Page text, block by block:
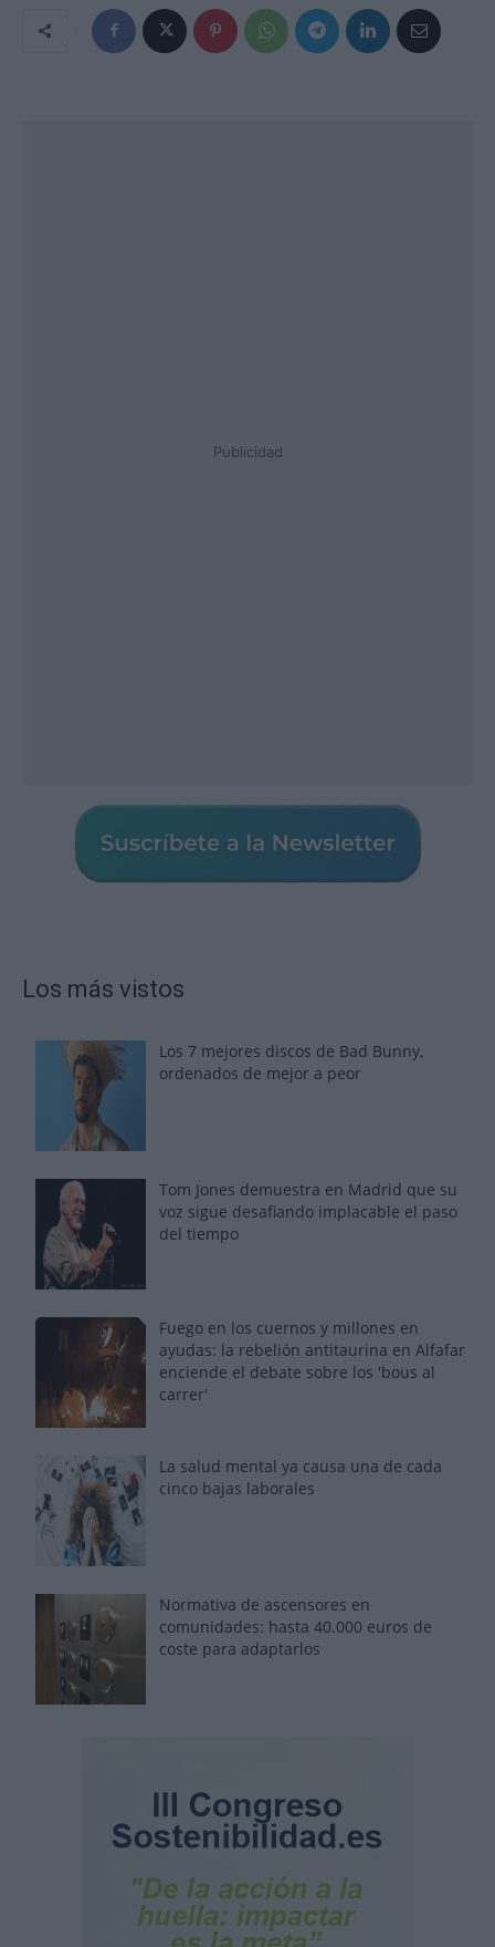
Publicidad
Los más vistos
Los 7 mejores discos de Bad Bunny,
ordenados de mejor a peor
Tom Jones demuestra en Madrid que su
voz sigue desafiando implacable el paso
del tiempo
Fuego en los cuernos y millones en
ayudas: la rebelión antitaurina en Alfafar
enciende el debate sobre los 'bous al
carrer'
La salud mental ya causa una de cada
cinco bajas laborales
Normativa de ascensores en
comunidades: hasta 40.000 euros de
coste para adaptarlos